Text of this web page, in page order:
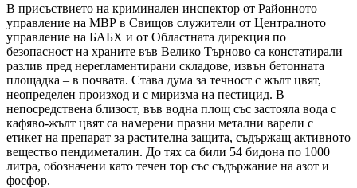
В присъствието на криминален инспектор от Районното
управление на МВР в Свищов служители от Централното
управление на БАБХ и от Областната дирекция по
безопасност на храните във Велико Търново са констатирали
разлив пред нерегламентирани складове, извън бетонната
площадка – в почвата. Става дума за течност с жълт цвят,
неопределен произход и с миризма на пестицид. В
непосредствена близост, във водна площ със застояла вода с
кафяво-жълт цвят са намерени празни метални варели с
етикет на препарат за растителна защита, съдържащ активното
вещество пендиметалин. До тях са били 54 бидона по 1000
литра, обозначени като течен тор със съдържание на азот и
фосфор.